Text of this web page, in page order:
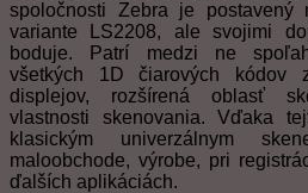
spoločnosti Zebra je postavený
variante LS2208, ale svojimi
boduje. Patrí medzi ne
všetkých 1D čiarových kódov
displejov, rozšírená oblasť
vlastnosti skenovania. Vďaka
klasickým univerzálnym
maloobchode, výrobe, pri
ďalších aplikáciách.